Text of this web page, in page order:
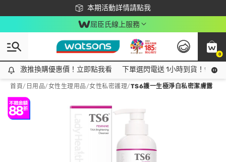
本期活動詳情請點我
下載app最高回饋$350
屈臣氏線上服務
0
激推換購優惠價！立即點我看
激推換購優惠價！立即點我看 下單選閃電送 1小時到貨！領神
首頁/ 日用品/女性生理用品/女性私密護理/TS6護一生極淨白私密潔膚露